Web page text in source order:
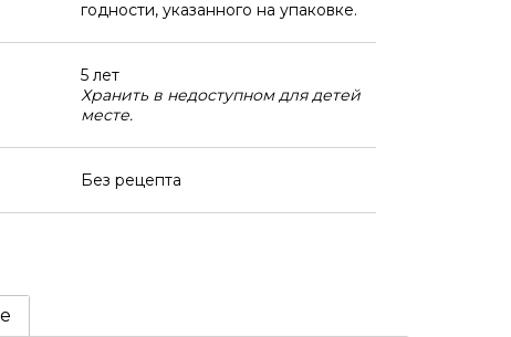
годности, указанного на упаковке.
5 лет
Хранить в недоступном для детей
месте.
Без рецепта